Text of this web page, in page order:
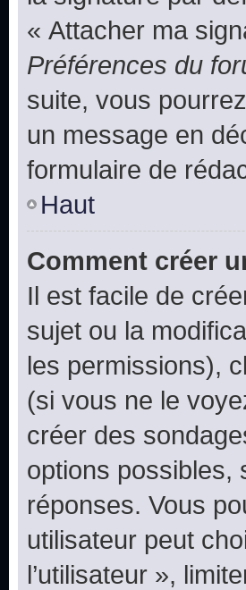
« Attacher ma
Préférences du
suite, vous
un message en
formulaire de
Haut
Comment créer
Il est facile de
sujet ou la
les permissions),
(si vous ne le
créer des
options possibles,
réponses. Vous
utilisateur peut
l’utilisateur »,